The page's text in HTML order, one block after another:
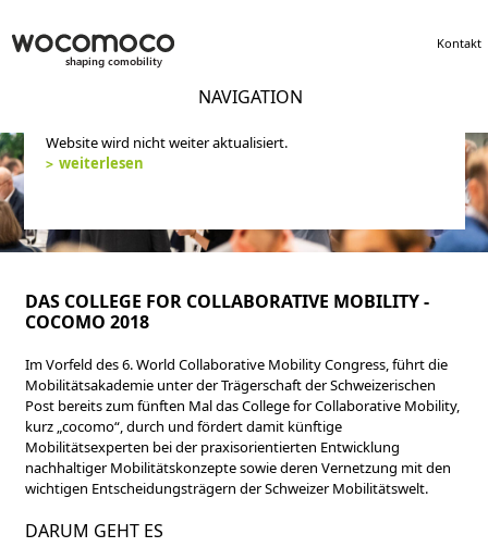
Kontakt
NAVIGATION
Website wird nicht weiter aktualisiert.
weiterlesen
DAS COLLEGE FOR COLLABORATIVE MOBILITY -
COCOMO 2018
Im Vorfeld des 6. World Collaborative Mobility Congress, führt die
Mobilitätsakademie unter der Trägerschaft der Schweizerischen
Post bereits zum fünften Mal das College for Collaborative Mobility,
kurz „cocomo“, durch und fördert damit künftige
Mobilitätsexperten bei der praxisorientierten Entwicklung
nachhaltiger Mobilitätskonzepte sowie deren Vernetzung mit den
wichtigen Entscheidungsträgern der Schweizer Mobilitätswelt.
DARUM GEHT ES